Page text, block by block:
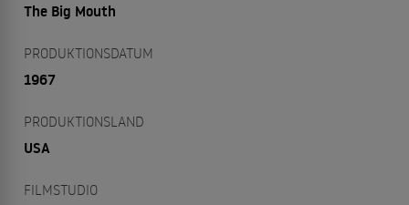
The Big Mouth
PRODUKTIONSDATUM
1967
PRODUKTIONSLAND
USA
FILMSTUDIO